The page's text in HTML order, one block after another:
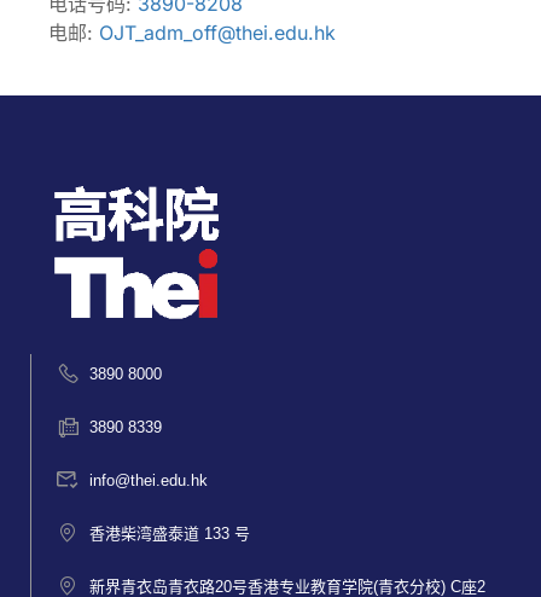
电邮: OJT_adm_off@thei.edu.hk
3890 8000
3890 8339
info@thei.edu.hk
香港柴湾盛泰道 133 号
新界青衣岛青衣路20号香港专业教育学院(青衣分校) C座2